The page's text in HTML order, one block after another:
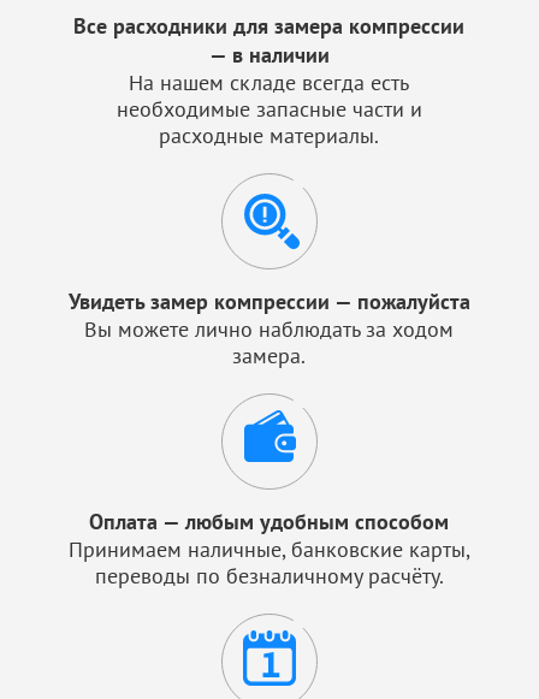
Все расходники для замера компрессии
— в наличии
На нашем складе всегда есть
необходимые запасные части и
расходные материалы.
Увидеть замер компрессии — пожалуйста
Вы можете лично наблюдать за ходом
замера.
Оплата — любым удобным способом
Принимаем наличные, банковские карты,
переводы по безналичному расчёту.